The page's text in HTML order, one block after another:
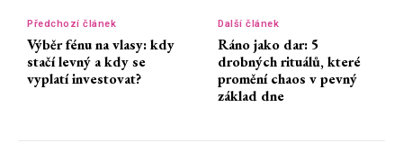
Předchozí článek
Výběr fénu na vlasy: kdy
stačí levný a kdy se
vyplatí investovat?
Další článek
Ráno jako dar: 5
drobných rituálů, které
promění chaos v pevný
základ dne